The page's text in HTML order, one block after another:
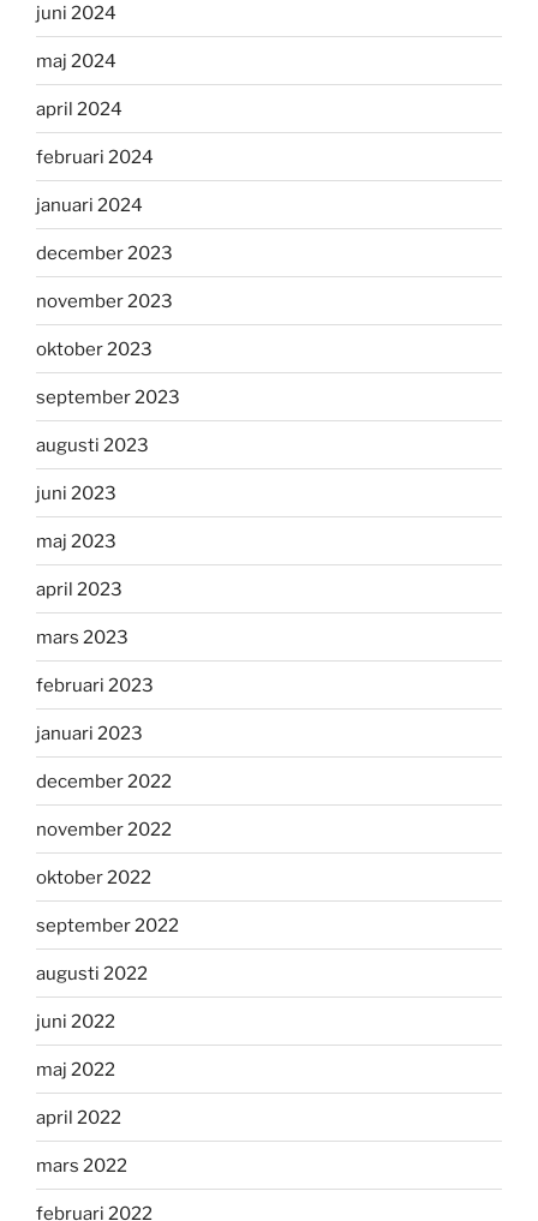
juni 2024
maj 2024
april 2024
februari 2024
januari 2024
december 2023
november 2023
oktober 2023
september 2023
augusti 2023
juni 2023
maj 2023
april 2023
mars 2023
februari 2023
januari 2023
december 2022
november 2022
oktober 2022
september 2022
augusti 2022
juni 2022
maj 2022
april 2022
mars 2022
februari 2022